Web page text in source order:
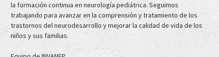
la formación continua en neurología pediátrica. Seguimos
trabajando para avanzar en la comprensión y tratamiento de los
trastornos del neurodesarrollo y mejorar la calidad de vida de los
niños y sus familias.